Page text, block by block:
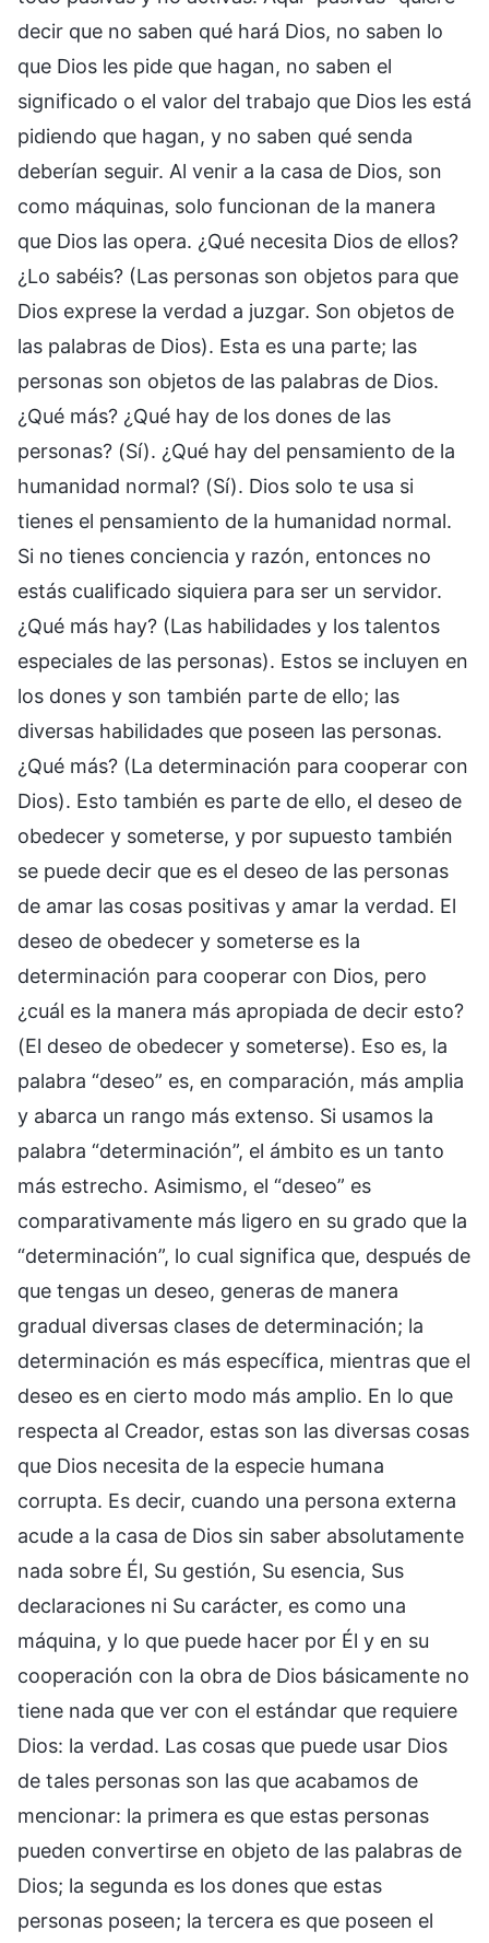
decir que no saben qué hará Dios, no saben lo
que Dios les pide que hagan, no saben el
significado o el valor del trabajo que Dios les está
pidiendo que hagan, y no saben qué senda
deberían seguir. Al venir a la casa de Dios, son
como máquinas, solo funcionan de la manera
que Dios las opera. ¿Qué necesita Dios de ellos?
¿Lo sabéis? (Las personas son objetos para que
Dios exprese la verdad a juzgar. Son objetos de
las palabras de Dios). Esta es una parte; las
personas son objetos de las palabras de Dios.
¿Qué más? ¿Qué hay de los dones de las
personas? (Sí). ¿Qué hay del pensamiento de la
humanidad normal? (Sí). Dios solo te usa si
tienes el pensamiento de la humanidad normal.
Si no tienes conciencia y razón, entonces no
estás cualificado siquiera para ser un servidor.
¿Qué más hay? (Las habilidades y los talentos
especiales de las personas). Estos se incluyen en
los dones y son también parte de ello; las
diversas habilidades que poseen las personas.
¿Qué más? (La determinación para cooperar con
Dios). Esto también es parte de ello, el deseo de
obedecer y someterse, y por supuesto también
se puede decir que es el deseo de las personas
de amar las cosas positivas y amar la verdad. El
deseo de obedecer y someterse es la
determinación para cooperar con Dios, pero
¿cuál es la manera más apropiada de decir esto?
(El deseo de obedecer y someterse). Eso es, la
palabra “deseo” es, en comparación, más amplia
y abarca un rango más extenso. Si usamos la
palabra “determinación”, el ámbito es un tanto
más estrecho. Asimismo, el “deseo” es
comparativamente más ligero en su grado que la
“determinación”, lo cual significa que, después de
que tengas un deseo, generas de manera
gradual diversas clases de determinación; la
determinación es más específica, mientras que el
deseo es en cierto modo más amplio. En lo que
respecta al Creador, estas son las diversas cosas
que Dios necesita de la especie humana
corrupta. Es decir, cuando una persona externa
acude a la casa de Dios sin saber absolutamente
nada sobre Él, Su gestión, Su esencia, Sus
declaraciones ni Su carácter, es como una
máquina, y lo que puede hacer por Él y en su
cooperación con la obra de Dios básicamente no
tiene nada que ver con el estándar que requiere
Dios: la verdad. Las cosas que puede usar Dios
de tales personas son las que acabamos de
mencionar: la primera es que estas personas
pueden convertirse en objeto de las palabras de
Dios; la segunda es los dones que estas
personas poseen; la tercera es que poseen el